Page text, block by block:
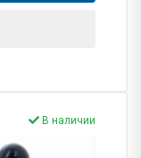
В наличии